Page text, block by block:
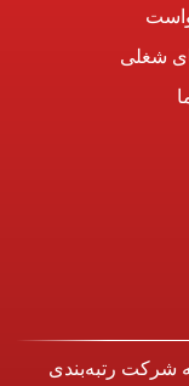
شغلی
شرکت رتبه‌بندی